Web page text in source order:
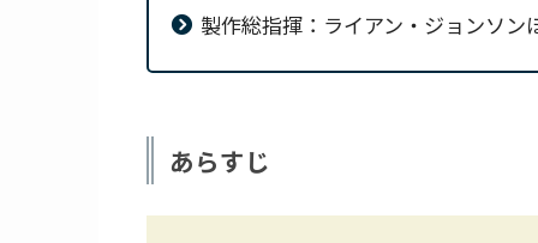
製作総指揮：ライアン・ジョンソン
あらすじ